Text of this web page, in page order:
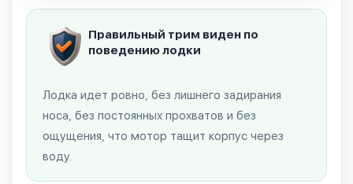
Правильный трим виден по
поведению лодки
Лодка идет ровно, без лишнего задирания
носа, без постоянных прохватов и без
ощущения, что мотор тащит корпус через
воду.